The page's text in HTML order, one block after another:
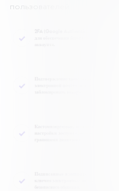
пользователей.